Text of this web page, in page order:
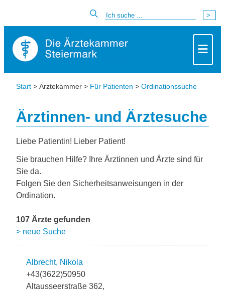
Start > Ärztekammer > Für Patienten > Ordinationssuche
Ärztinnen- und Ärztesuche
Liebe Patientin! Lieber Patient!
Sie brauchen Hilfe? Ihre Ärztinnen und Ärzte sind für
Sie da.
Folgen Sie den Sicherheitsanweisungen in der
Ordination.
107 Ärzte gefunden
> neue Suche
Albrecht, Nikola
+43(3622)50950
Altausseerstraße 362,